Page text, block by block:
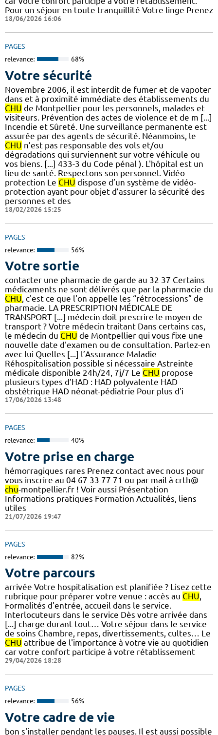
Pour un séjour en toute tranquillité Votre linge Prenez
18/06/2026 16:06
PAGES
relevance: 68%
Votre sécurité
Novembre 2006, il est interdit de fumer et de vapoter
dans et à proximité immédiate des établissements du
CHU de Montpellier pour les personnels, malades et
visiteurs. Prévention des actes de violence et de m [...]
Incendie et Sûreté. Une surveillance permanente est
assurée par des agents de sécurité. Néanmoins, le
CHU n’est pas responsable des vols et/ou
dégradations qui surviennent sur votre véhicule ou
vos biens. [...] 433-3 du Code pénal ). L'hôpital est un
lieu de santé. Respectons son personnel. Vidéo-
protection Le CHU dispose d’un système de vidéo-
protection ayant pour objet d’assurer la sécurité des
personnes et des
18/02/2026 15:25
PAGES
relevance: 56%
Votre sortie
contacter une pharmacie de garde au 32 37 Certains
médicaments ne sont délivrés que par la pharmacie du
CHU, c'est ce que l'on appelle les “rétrocessions” de
pharmacie. LA PRESCRIPTION MÉDICALE DE
TRANSPORT [...] médecin doit prescrire le moyen de
transport ? Votre médecin traitant Dans certains cas,
le médecin du CHU de Montpellier qui vous fixe une
nouvelle date d'examen ou de consultation. Parlez-en
avec lui Quelles [...] l’Assurance Maladie
Réhospitalisation possible si nécessaire Astreinte
médicale disponible 24h/24, 7j/7 Le CHU propose
plusieurs types d’HAD : HAD polyvalente HAD
obstétrique HAD néonat-pédiatrie Pour plus d'i
17/06/2026 13:48
PAGES
relevance: 40%
Votre prise en charge
hémorragiques rares Prenez contact avec nous pour
vous inscrire au 04 67 33 77 71 ou par mail à crth@
chu-montpellier.fr ! Voir aussi Présentation
Informations pratiques Formation Actualités, liens
utiles
21/07/2026 19:47
PAGES
relevance: 82%
Votre parcours
arrivée Votre hospitalisation est planifiée ? Lisez cette
rubrique pour préparer votre venue : accès au CHU,
Formalités d'entrée, accueil dans le service.
Interlocuteurs dans le service Dès votre arrivée dans
[...] charge durant tout… Votre séjour dans le service
de soins Chambre, repas, divertissements, cultes… Le
CHU attribue de l'importance à votre vie au quotidien
car votre confort participe à votre rétablissement
29/04/2026 18:28
PAGES
relevance: 56%
Votre cadre de vie
bon s'installer pendant les pauses. Il est aussi possible